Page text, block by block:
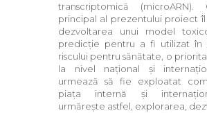
transcriptomică (microARN).
principal al prezentului proiect
dezvoltarea unui model
predicție pentru a fi utilizat în
riscului pentru sănătate, o
la nivel național și
urmează să fie exploatat
piața internă şi
urmărește astfel, explorarea,